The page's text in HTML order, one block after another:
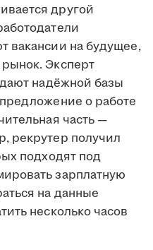
другой
вакансии на будущее,
Эксперт
надёжной базы
о работе
часть —
рекрутер получил
подходят под
зарплатную
на данные
несколько часов